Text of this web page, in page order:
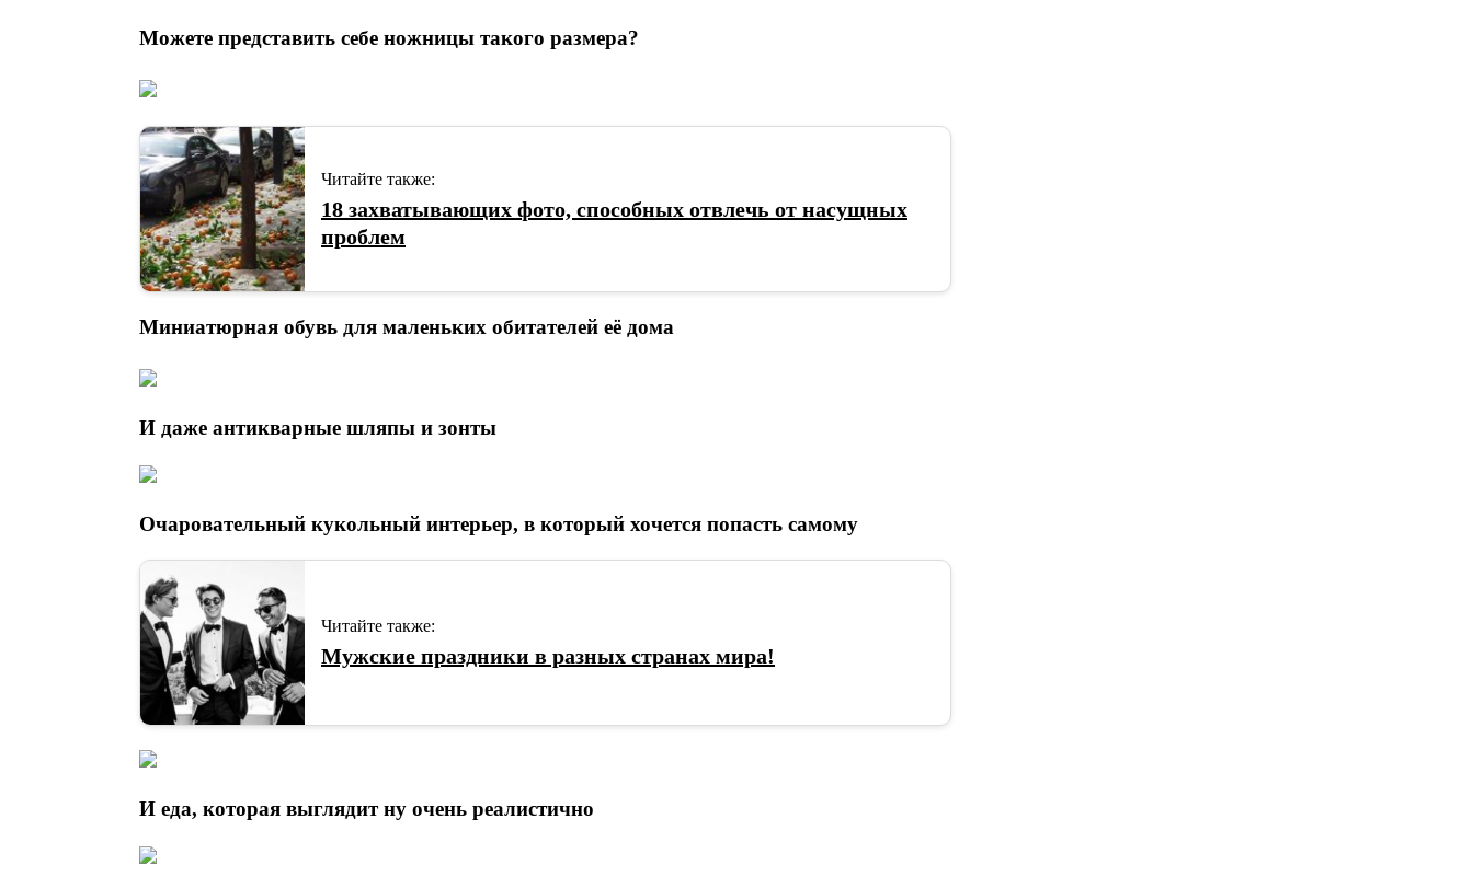
Можете представить себе ножницы такого размера?
Читайте также:
18 захватывающих фото, способных отвлечь от насущных
проблем
Миниатюрная обувь для маленьких обитателей её дома
И даже антикварные шляпы и зонты
Очаровательный кукольный интерьер, в который хочется попасть самому
Читайте также:
Мужские праздники в разных странах мира!
И еда, которая выглядит ну очень реалистично